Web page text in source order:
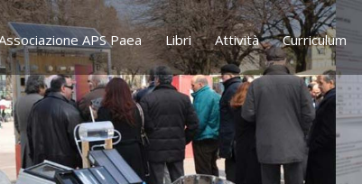
APS Paea Libri Attività Curriculum